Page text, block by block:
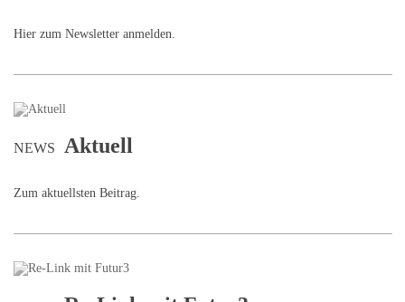
Hier zum Newsletter anmelden.
NEWS Aktuell
Zum aktuellsten Beitrag.